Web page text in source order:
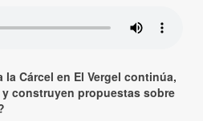
Cárcel en El Vergel continúa,
construyen propuestas sobre